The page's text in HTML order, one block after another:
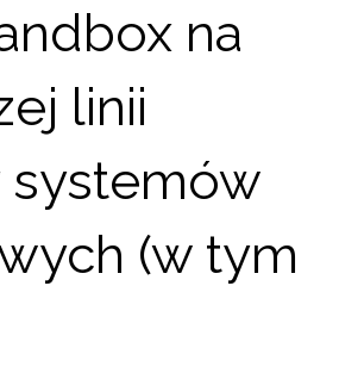
na
linii
systemów
(w tym